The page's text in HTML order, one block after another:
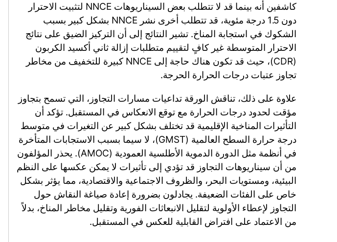
كاشفين أنه بينما قد لا تتطلب بعض السيناريوهات NNCE لتثبيت الاحترار
دون 1.5 درجة مئوية، قد تتطلب أخرى نشر NNCE بشكل كبير بسبب
الشكوك في استجابة المناخ. تشير النتائج إلى أن التركيز الضيق على نتائج
الاحترار المتوسطة غير كافٍ لتقييم متطلبات إزالة ثاني أكسيد الكربون
(CDR)، حيث قد تكون هناك حاجة إلى NNCE كبيرة للتخفيف من مخاطر
تجاوز عتبات درجات الحرارة الحرجة.
علاوة على ذلك، تناقش الورقة تداعيات مسارات التجاوز، التي تسمح بتجاوز
مؤقت لحدود درجات الحرارة مع توقع الانعكاس في المستقبل. تؤكد أن
التأثيرات المناخية الإقليمية قد تختلف بشكل كبير عن التغيرات في متوسط
درجة حرارة السطح العالمية (GMST)، لا سيما بسبب الاستجابات المتأخرة
في أنظمة مثل الدورة الدموية الأطلسية العمودية (AMOC). يحذر المؤلفون
من أن سيناريوهات التجاوز قد تؤدي إلى تأثيرات لا يمكن عكسها على النظم
البيئية، ومستويات البحر، والظروف الاجتماعية والاقتصادية، مما يؤثر بشكل
خاص على الفئات الضعيفة. يجادلون بضرورة إعادة صياغة النقاش حول
التجاوز لإعطاء الأولوية لتقليل الانبعاثات الفورية وتقليل مخاطر المناخ، بدلاً
من الاعتماد على افتراض القابلية للعكس في المستقبل.